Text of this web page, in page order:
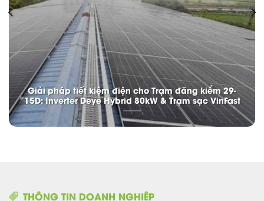
Giải pháp tiết kiệm điện cho Trạm đăng kiểm 29-
15D: Inverter Deye Hybrid 80kW & Trạm sạc VinFast
THÔNG TIN DOANH NGHIỆP